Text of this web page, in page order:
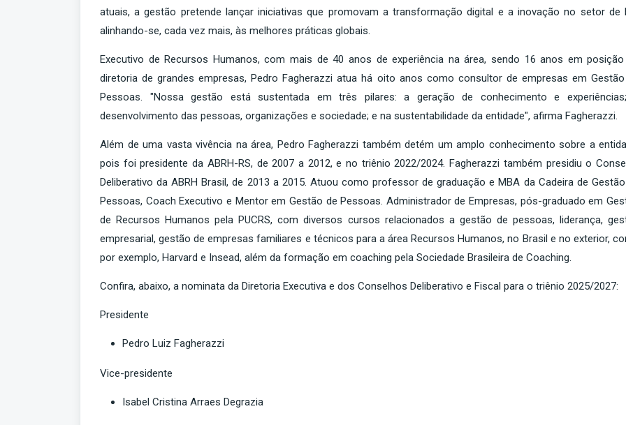
atuais, a gestão pretende lançar iniciativas que promovam a transformação digital e a inovação no setor de
alinhando-se, cada vez mais, às melhores práticas globais.
Executivo de Recursos Humanos, com mais de 40 anos de experiência na área, sendo 16 anos em
diretoria de grandes empresas, Pedro Fagherazzi atua há oito anos como consultor de empresas em
Pessoas. "Nossa gestão está sustentada em três pilares: a geração de conhecimento e
desenvolvimento das pessoas, organizações e sociedade; e na sustentabilidade da entidade", afirma Fagherazzi.
Além de uma vasta vivência na área, Pedro Fagherazzi também detém um amplo conhecimento sobre a
pois foi presidente da ABRH-RS, de 2007 a 2012, e no triênio 2022/2024. Fagherazzi também presidiu o
Deliberativo da ABRH Brasil, de 2013 a 2015. Atuou como professor de graduação e MBA da Cadeira de
Pessoas, Coach Executivo e Mentor em Gestão de Pessoas. Administrador de Empresas, pós-graduado em
de Recursos Humanos pela PUCRS, com diversos cursos relacionados a gestão de pessoas, liderança,
empresarial, gestão de empresas familiares e técnicos para a área Recursos Humanos, no Brasil e no exterior,
por exemplo, Harvard e Insead, além da formação em coaching pela Sociedade Brasileira de Coaching.
Confira, abaixo, a nominata da Diretoria Executiva e dos Conselhos Deliberativo e Fiscal para o triênio 2025/2027:
Presidente
Pedro Luiz Fagherazzi
Vice-presidente
Isabel Cristina Arraes Degrazia